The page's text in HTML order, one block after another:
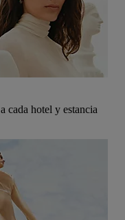
cada hotel y estancia